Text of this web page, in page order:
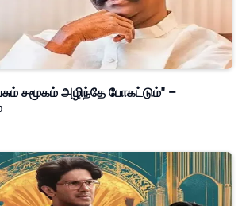
சமூகம் அழிந்தே போகட்டும்" –